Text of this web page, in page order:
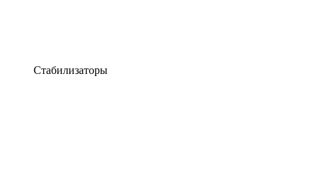
Стабилизаторы